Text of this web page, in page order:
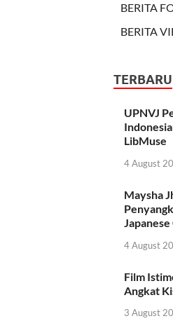
BERITA
BERITA
TERBARU
UPNVJ
LibMuse
4 August
Maysha
4 August
Film
Angkat
3 August